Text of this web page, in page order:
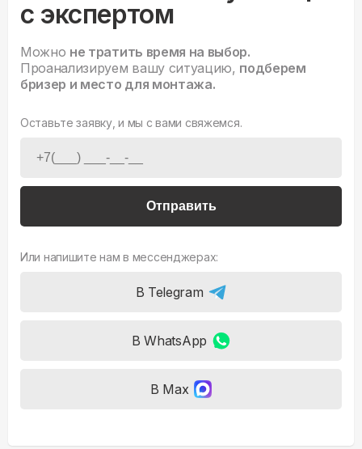
с экспертом
Можно не тратить время на выбор.
Проанализируем вашу ситуацию, подберем
бризер и место для монтажа.
Оставьте заявку, и мы с вами свяжемся.
Отправить
Или напишите нам в мессенджерах:
В Telegram
В WhatsApp
В Max